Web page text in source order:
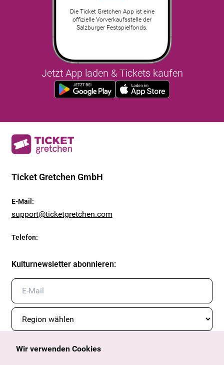
Die Ticket Gretchen App ist eine
offizielle Vorverkaufsstelle der
Salzburger Festspielfonds.
Jetzt App laden & Tickets kaufen
Ticket Gretchen GmbH
E-Mail :
support@ticketgretchen.com
Telefon:
Kulturnewsletter abonnieren:
Abonnieren
Wir verwenden Cookies